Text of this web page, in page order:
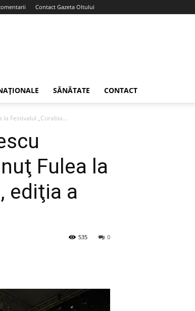
Contact Gazeta Oltului
SĂNĂTATE CONTACT
Festivalul „Corabia...
Fulea la
ediţia a
0
535